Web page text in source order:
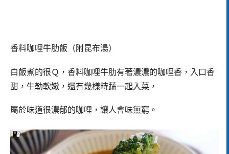
香料咖哩牛肋飯（附昆布湯）
白飯煮的很Ｑ，香料咖哩牛肋有著濃濃的咖哩香，入口香
甜，牛勒軟嫩，還有幾樣時蔬一起入菜，
屬於味道很濃郁的咖哩，讓人會味無窮。